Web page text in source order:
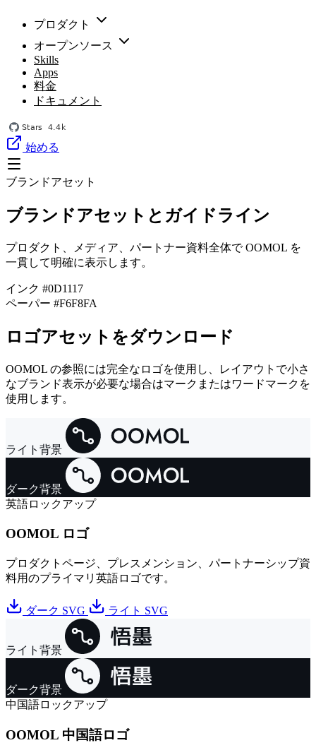
プロダクト
オープンソース
Skills
Apps
料金
ドキュメント
始める
ブランドアセット
ブランドアセットとガイドライン
プロダクト、メディア、パートナー資料全体で OOMOL を
一貫して明確に表示します。
インク #0D1117
ペーパー #F6F8FA
ロゴアセットをダウンロード
OOMOL の参照には完全なロゴを使用し、レイアウトで小さ
なブランド表示が必要な場合はマークまたはワードマークを
使用します。
ライト背景
ダーク背景
英語ロックアップ
OOMOL ロゴ
プロダクトページ、プレスメンション、パートナーシップ資
料用のプライマリ英語ロゴです。
ダーク SVG ライト SVG
ライト背景
ダーク背景
中国語ロックアップ
OOMOL 中国語ロゴ